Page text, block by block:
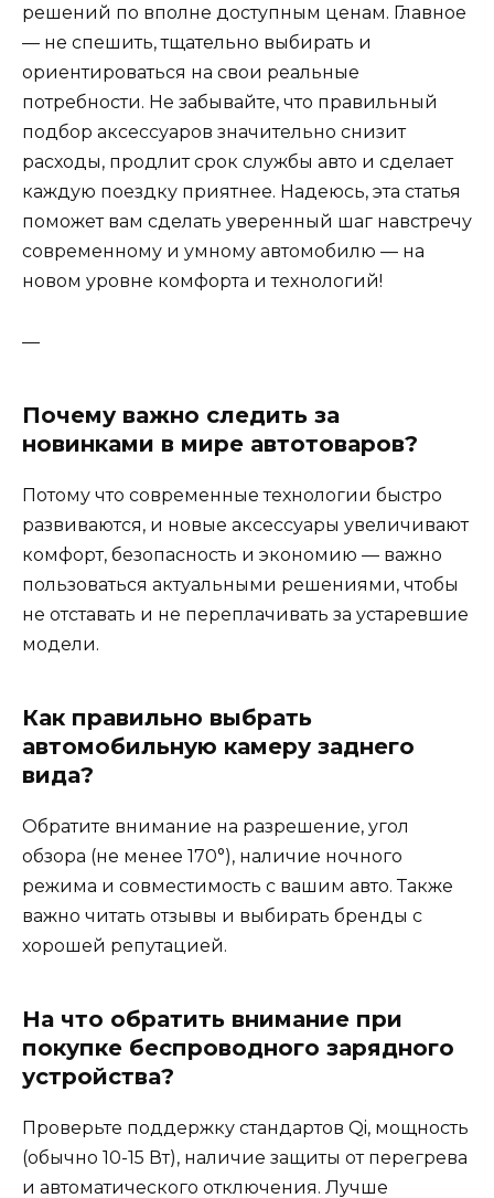
решений по вполне доступным ценам. Главное
— не спешить, тщательно выбирать и
ориентироваться на свои реальные
потребности. Не забывайте, что правильный
подбор аксессуаров значительно снизит
расходы, продлит срок службы авто и сделает
каждую поездку приятнее. Надеюсь, эта статья
поможет вам сделать уверенный шаг навстречу
современному и умному автомобилю — на
новом уровне комфорта и технологий!
—
Почему важно следить за
новинками в мире автотоваров?
Потому что современные технологии быстро
развиваются, и новые аксессуары увеличивают
комфорт, безопасность и экономию — важно
пользоваться актуальными решениями, чтобы
не отставать и не переплачивать за устаревшие
модели.
Как правильно выбрать
автомобильную камеру заднего
вида?
Обратите внимание на разрешение, угол
обзора (не менее 170°), наличие ночного
режима и совместимость с вашим авто. Также
важно читать отзывы и выбирать бренды с
хорошей репутацией.
На что обратить внимание при
покупке беспроводного зарядного
устройства?
Проверьте поддержку стандартов Qi, мощность
(обычно 10-15 Вт), наличие защиты от перегрева
и автоматического отключения. Лучше